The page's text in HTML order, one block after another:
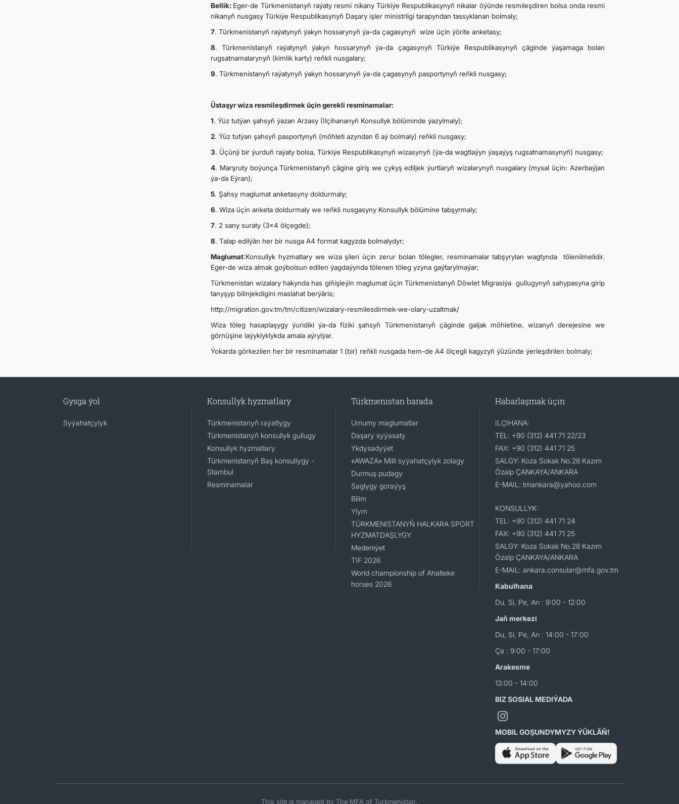
Bellik: Eger-de Türkmenistanyň raýaty resmi nikany Türkiýe Respublikasynyň nikalar öýünde resmileşdiren bolsa onda resmi
nikanyň nusgasy Türkiýe Respublikasynyň Daşary işler ministrligi tarapyndan tassyklanan bolmaly;
7. Türkmenistanyň raýatynyň ýakyn hossarynyň ýa-da çagasynyň wize üçin ýörite anketasy;
8. Türkmenistanyň raýatynyň ýakyn hossarynyň ýa-da çagasynyň Türkiýe Respublikasynyň çäginde ýaşamaga bolan
rugsatnamalarynyň (kimlik karty) reňkli nusgalary;
9. Türkmenistanyň raýatynyň ýakyn hossarynyň ýa-da çagasynyň pasportynyň reňkli nusgasy;
Üstaşyr wiza resmileşdirmek üçin gerekli resminamalar:
1. Ýüz tutýan şahsyň ýazan Arzasy (Ilçihananyň Konsullyk bölüminde ýazylmaly);
2. Ýüz tutýan şahsyň pasportynyň (möhleti azyndan 6 aý bolmaly) reňkli nusgasy;
3. Üçünji bir ýurduň raýaty bolsa, Türkiýe Respublikasynyň wizasynyň (ýa-da wagtlaýyn ýaşaýyş rugsatnamasynyň) nusgasy;
4. Marşruty boýunça Türkmenistanyň çägine giriş we çykyş ediljek ýurtlaryň wizalarynyň nusgalary (mysal üçin: Azerbaýjan
ýa-da Eýran);
5. Şahsy maglumat anketasyny doldurmaly;
6. Wiza üçin anketa doldurmaly we reňkli nusgasyny Konsullyk bölümine tabşyrmaly;
7. 2 sany suraty (3x4 ölçegde);
8. Talap edilýän her bir nusga A4 format kagyzda bolmalydyr;
Maglumat:Konsullyk hyzmatlary we wiza şileri üçin zerur bolan tölegler, resminamalar tabşyrylan wagtynda tölenilmelidir.
Eger-de wiza almak goýbolsun edilen ýagdaýynda tölenen töleg yzyna gaýtarylmaýar;
Türkmenistan wizalary hakynda has giňişleýin maglumat üçin Türkmenistanyň Döwlet Migrasiýa gullugynyň sahypasyna girip
tanyşyp bilinjekdigini maslahat berýäris;
http://migration.gov.tm/tm/citizen/wizalary-resmilesdirmek-we-olary-uzaltmak/
Wiza töleg hasaplaşygy ýuridiki ýa-da fiziki şahsyň Türkmenistanyň çäginde galjak möhletine, wizanyň derejesine we
görnüşine laýyklyklykda amala aýrylýar.
Ýokarda görkezilen her bir resminamalar 1 (bir) reňkli nusgada hem-de A4 ölçegli kagyzyň ýüzünde ýerleşdirilen bolmaly;
Gysga ýol
Syýahatçylyk
Konsullyk hyzmatlary
Türkmenistanyň raýatlygy
Türkmenistanyň konsullyk gullugy
Konsullyk hyzmatlary
Türkmenistanyň Baş konsullygy -
Stambul
Resminamalar
Türkmenistan barada
Umumy maglumatlar
Daşary syýasaty
Ykdysadyýet
«AWAZA» Milli syýahatçylyk zolagy
Durmuş pudagy
Saglygy goraýyş
Bilim
Ylym
TÜRKMENISTANYŇ HALKARA SPORT
HYZMATDAŞLYGY
Medeniýet
TIF 2026
World championship of Ahalteke
horses 2026
Habarlaşmak üçin
ILÇIHANA:
TEL: +90 (312) 441 71 22/23
FAX: +90 (312) 441 71 25
SALGY: Koza Sokak No.28 Kazım
Özalp ÇANKAYA/ANKARA
E-MAIL: tmankara@yahoo.com
KONSULLYK:
TEL: +90 (312) 441 71 24
FAX: +90 (312) 441 71 25
SALGY: Koza Sokak No.28 Kazım
Özalp ÇANKAYA/ANKARA
E-MAIL: ankara.consular@mfa.gov.tm
Kabulhana
Du, Si, Pe, An : 9:00 - 12:00
Jaň merkezi
Du, Si, Pe, An : 14:00 - 17:00
Ça : 9:00 - 17:00
Arakesme
13:00 - 14:00
BIZ SOSIAL MEDIÝADA
MOBIL GOŞUNDYMYZY ÝÜKLÄŇ!
This site is managed by The MFA of Turkmenistan.